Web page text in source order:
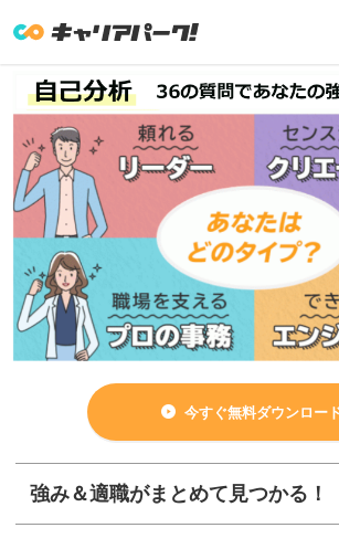
今すぐ無料ダウンロー
強み＆適職がまとめて見つかる！